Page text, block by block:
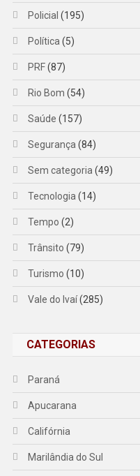
Policial (195)
Política (5)
PRF(87)
Rio Bom (54)
Saúde (157)
Segurança (84)
Sem categoria (49)
Tecnologia (14)
Tempo (2)
Trânsito (79)
Turismo (10)
Vale do Ivaí(285)
CATEGORIAS
Paraná
Apucarana
Califórnia
Marilândia do Sul